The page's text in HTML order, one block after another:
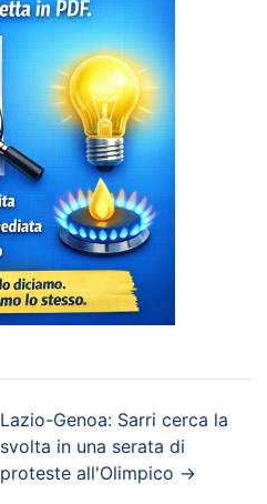
Lazio-Genoa: Sarri cerca la
svolta in una serata di
proteste all'Olimpico →